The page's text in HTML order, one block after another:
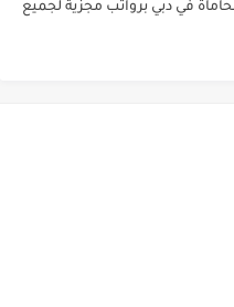
في دبي برواتب مجزية لجميع